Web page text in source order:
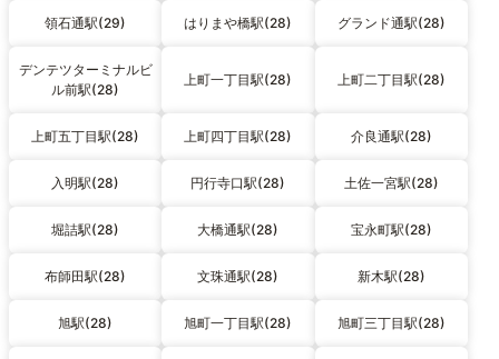
領石通駅(29) はりまや橋駅(28) グランド通駅(28)
デンテツターミナルビ
ル前駅(28)
上町一丁目駅(28) 上町二丁目駅(28)
上町五丁目駅(28) 上町四丁目駅(28) 介良通駅(28)
入明駅(28) 円行寺口駅(28) 土佐一宮駅(28)
堀詰駅(28) 大橋通駅(28) 宝永町駅(28)
布師田駅(28) 文珠通駅(28) 新木駅(28)
旭駅(28) 旭町一丁目駅(28) 旭町三丁目駅(28)